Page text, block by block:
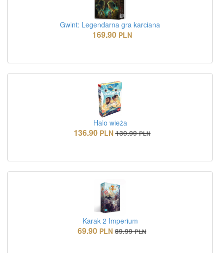
Gwint: Legendarna gra karciana
169.90 PLN
Halo wieża
136.90 PLN 139.99 PLN
Karak 2 Imperium
69.90 PLN 89.99 PLN